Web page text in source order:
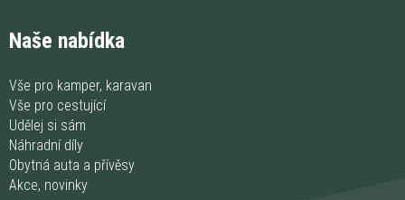
Naše nabídka
Vše pro kamper, karavan
Vše pro cestující
Udělej si sám
Náhradní díly
Obytná auta a přívěsy
Akce, novinky